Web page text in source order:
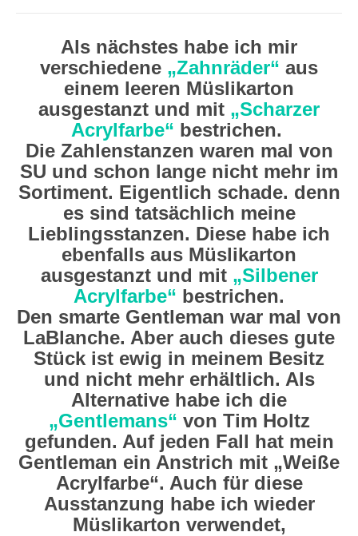
Als nächstes habe ich mir
verschiedene „Zahnräder“ aus
einem leeren Müslikarton
ausgestanzt und mit „Scharzer
Acrylfarbe“ bestrichen.
Die Zahlenstanzen waren mal von
SU und schon lange nicht mehr im
Sortiment. Eigentlich schade. denn
es sind tatsächlich meine
Lieblingsstanzen. Diese habe ich
ebenfalls aus Müslikarton
ausgestanzt und mit „Silbener
Acrylfarbe“ bestrichen.
Den smarte Gentleman war mal von
LaBlanche. Aber auch dieses gute
Stück ist ewig in meinem Besitz
und nicht mehr erhältlich. Als
Alternative habe ich die
„Gentlemans“ von Tim Holtz
gefunden. Auf jeden Fall hat mein
Gentleman ein Anstrich mit „Weiße
Acrylfarbe“. Auch für diese
Ausstanzung habe ich wieder
Müslikarton verwendet,